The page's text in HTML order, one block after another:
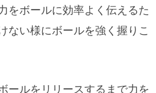
をボールに効率よく伝えるた
ない様にボールを強く握りこ
ールをリリースするまで力を